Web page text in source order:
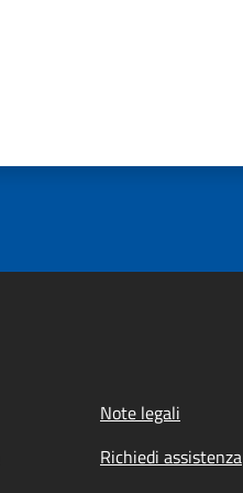
Note legali
Richiedi assistenza